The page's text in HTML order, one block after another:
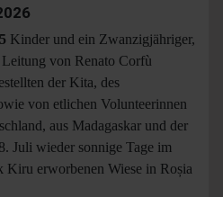
Kinder und ein Zwanzigjähriger,
von Renato Corfù
der Kita, des
von etlichen Volunteerinnen
aus Madagaskar und der
Juli wieder sonnige Tage im
Kiru erworbenen Wiese in Roșia